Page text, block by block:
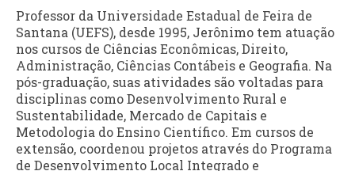
Professor da Universidade Estadual de Feira de
Santana (UEFS), desde 1995, Jerônimo tem atuação
nos cursos de Ciências Econômicas, Direito,
Administração, Ciências Contábeis e Geografia. Na
pós-graduação, suas atividades são voltadas para
disciplinas como Desenvolvimento Rural e
Sustentabilidade, Mercado de Capitais e
Metodologia do Ensino Científico. Em cursos de
extensão, coordenou projetos através do Programa
de Desenvolvimento Local Integrado e